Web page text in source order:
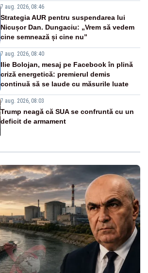
7 aug. 2026, 08:46
Strategia AUR pentru suspendarea lui
Nicușor Dan. Dungaciu: „Vrem să vedem
cine semnează și cine nu”
7 aug. 2026, 08:40
Ilie Bolojan, mesaj pe Facebook în plină
criză energetică: premierul demis
continuă să se laude cu măsurile luate
7 aug. 2026, 08:03
Trump neagă că SUA se confruntă cu un
deficit de armament